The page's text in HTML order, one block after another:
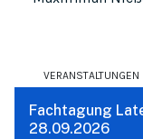
VERANSTALTUNGEN
Fachtagung
28.09.2026